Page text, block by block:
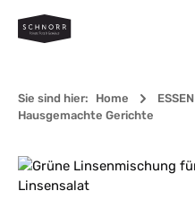
Zum Hauptinhalt springen
Sie sind hier: Home ESSEN
Hausgemachte Gerichte
Bildergalerie überspringen